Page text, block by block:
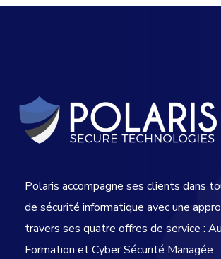
Polaris accompagne ses clients dans
de sécurité informatique avec une
travers ses quatre offres de service :
Formation et Cyber Sécurité Managée